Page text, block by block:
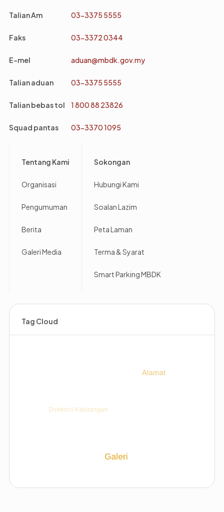
Talian Am 03-3375 5555
Faks 03-3372 0344
E-mel aduan@mbdk.gov.my
Talian aduan 03-3375 5555
Talian bebas tol 1 800 88 23826
Squad pantas 03-3370 1095
Tentang Kami
Organisasi
Pengumuman
Berita
Galeri Media
Sokongan
Hubungi Kami
Soalan Lazim
Peta Laman
Terma & Syarat
Smart Parking MBDK
Tag Cloud